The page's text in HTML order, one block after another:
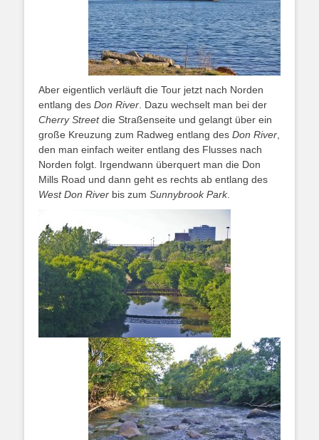
Aber eigentlich verläuft die Tour jetzt nach Norden
entlang des Don River. Dazu wechselt man bei der
Cherry Streetdie Straßenseite und gelangt über ein
große Kreuzung zum Radweg entlang des Don River,
den man einfach weiter entlang des Flusses nach
Norden folgt. Irgendwann überquert man die Don
Mills Road und dann geht es rechts ab entlang des
West Don River bis zum Sunnybrook Park.